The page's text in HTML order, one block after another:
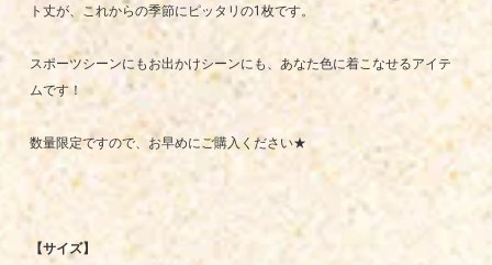
ト丈が、これからの季節にピッタリの1枚です。
スポーツシーンにもお出かけシーンにも、あなた色に着こなせるアイテ
ムです！
数量限定ですので、お早めにご購入ください★
【サイズ】